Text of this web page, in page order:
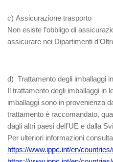
c) Assicurazione trasporto
Non esiste l’obbligo di
assicurare nei Dipartimenti
d) Trattamento degli imballaggi
Il trattamento degli imballaggi in
imballaggi sono in provenienza
trattamento è raccomandato,
dagli altri paesi dell’UE e dalla
Per ulteriori informazioni
https://www.ippc.int/en/